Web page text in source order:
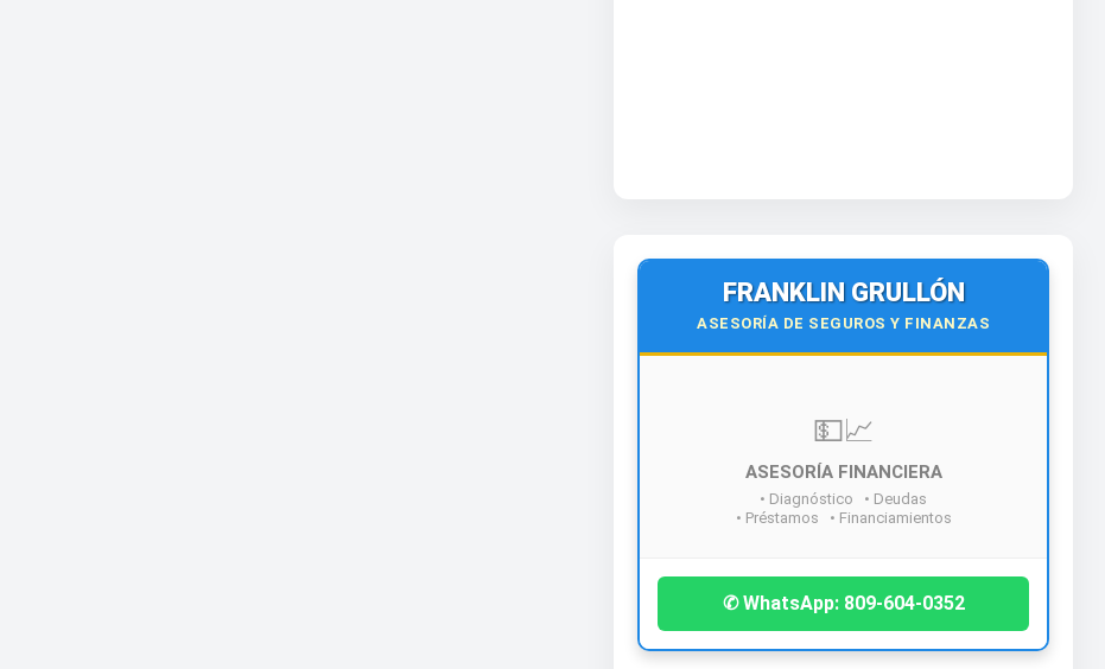
FRANKLIN GRULLÓN
ASESORÍA DE SEGUROS Y FINANZAS
💵📈
ASESORÍA FINANCIERA
• Préstamos • Financiamientos
¡Contáctanos hoy!
✆ WhatsApp: 809-604-0352